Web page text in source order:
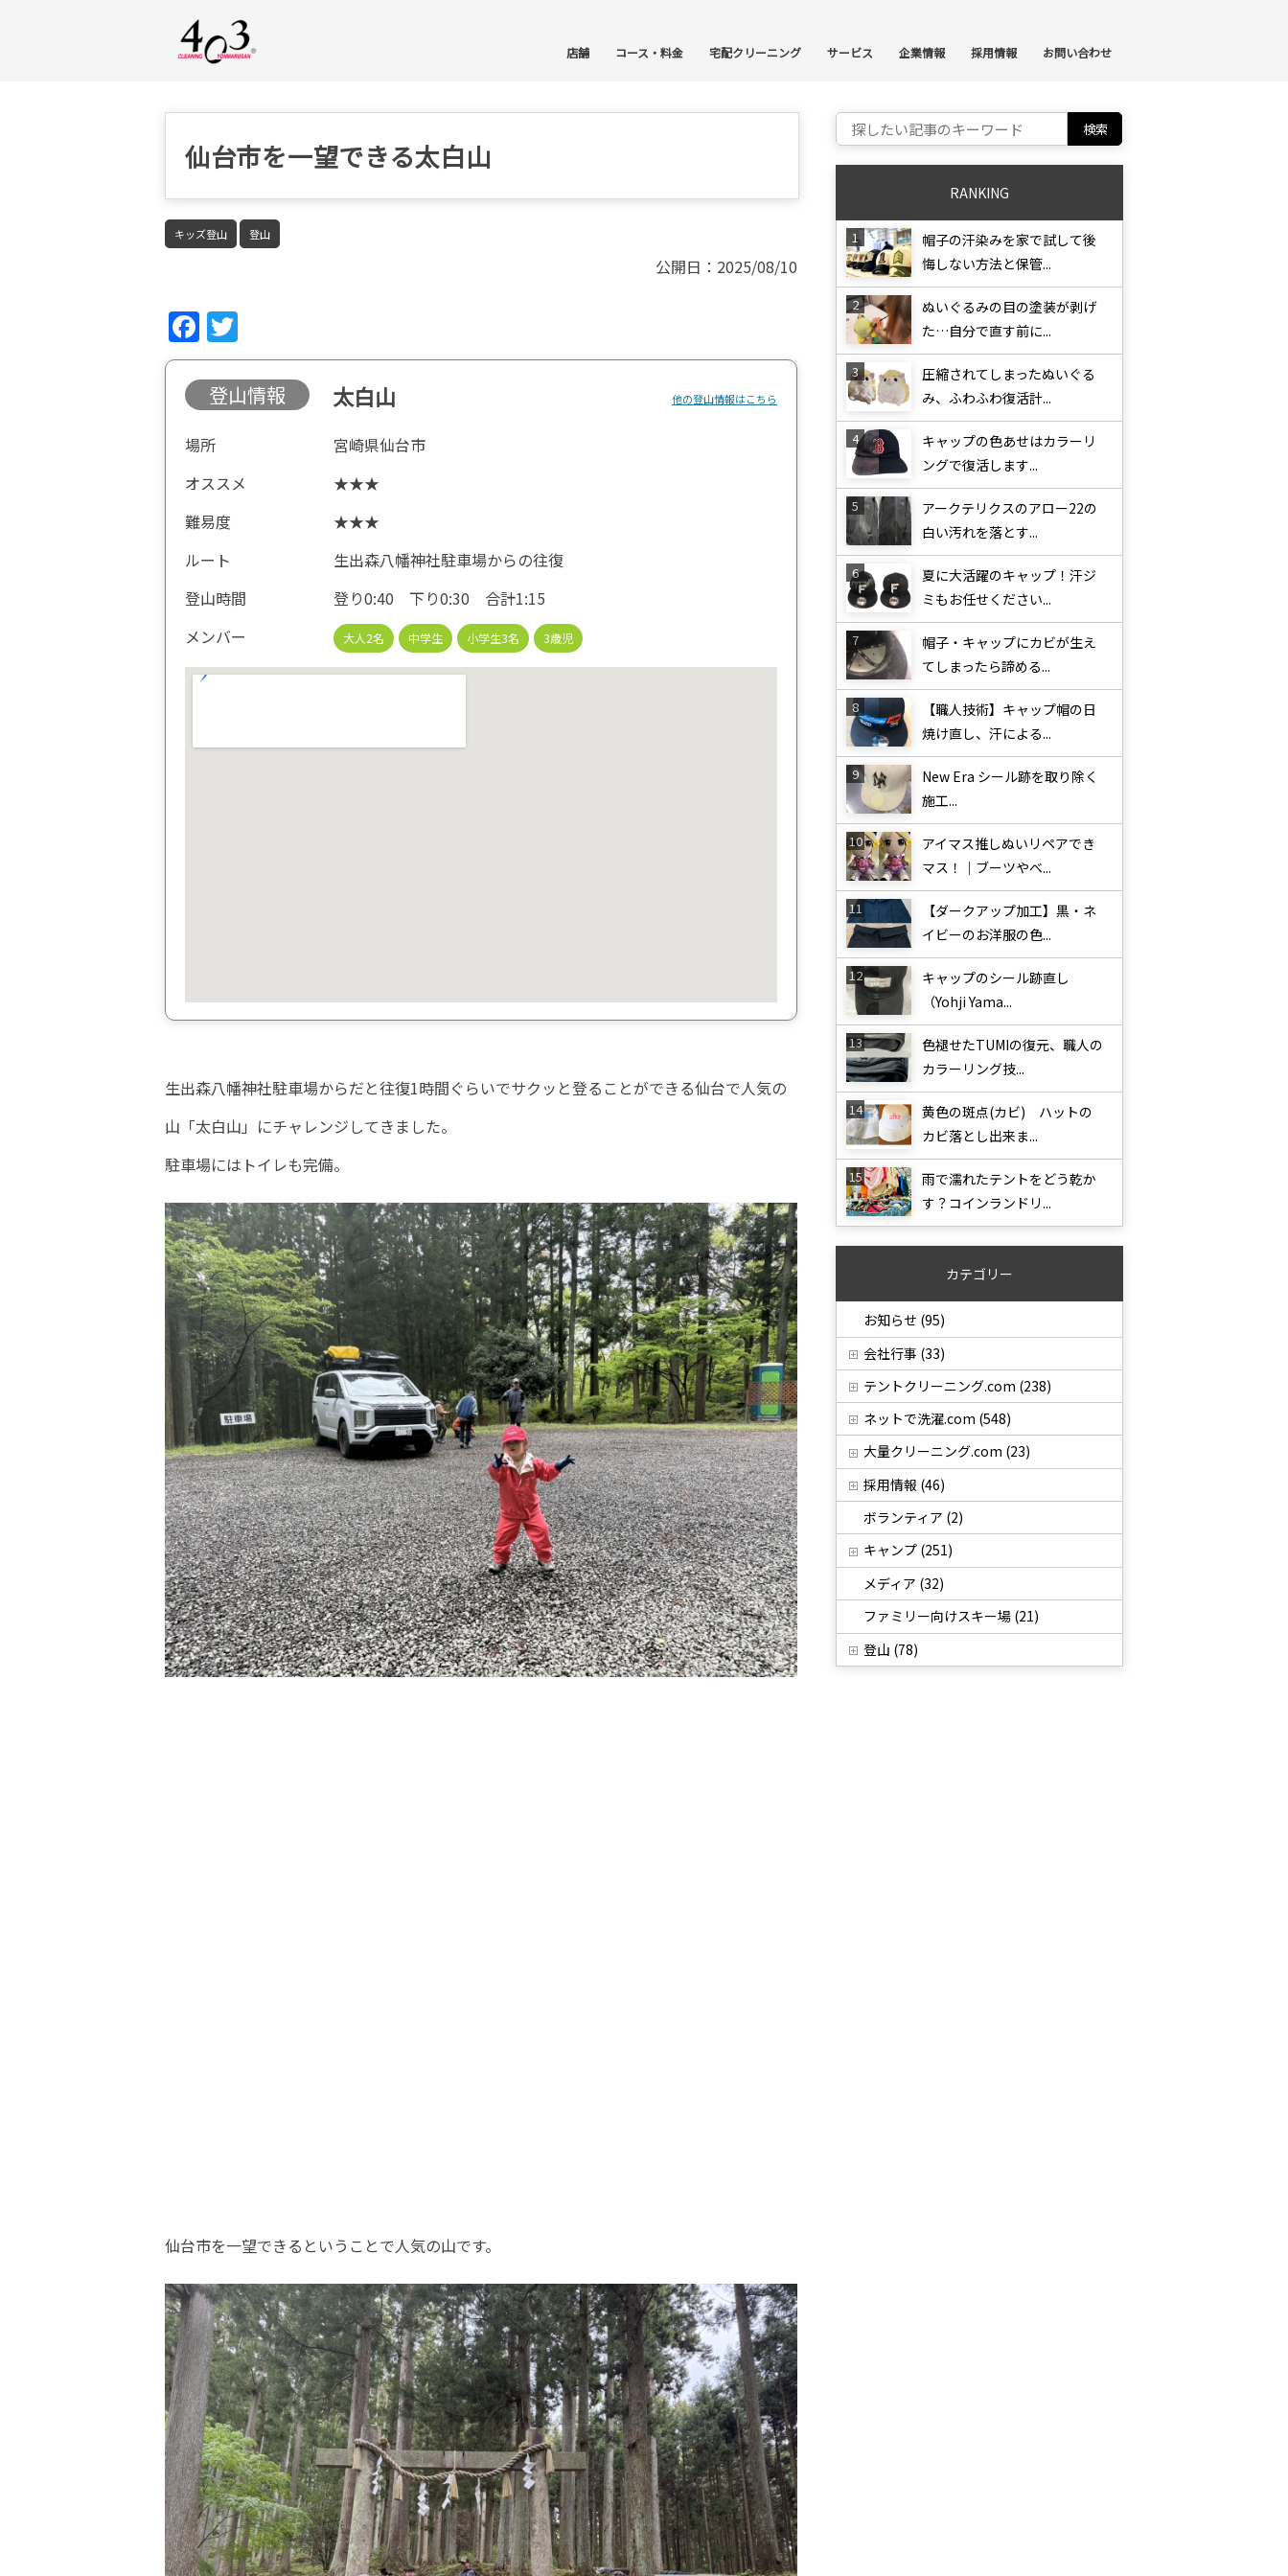
店舗 コース・料金 宅配クリーニング サービス 企業情報 採用情報 お問い合わせ
仙台市を一望できる太白山
キッズ登山 登山
公開日：2025/08/10
Fac
ebo
ok
tter
登山情報 太白山 他の登山情報はこちら
場所
宮崎県仙台市
オススメ
★★★
難易度
★★★
ルート
生出森八幡神社駐車場からの往復
登山時間
登り0:40 下り0:30 合計1:15
メンバー
大人2名 中学生 小学生3名 3歳児
生出森八幡神社駐車場からだと往復1時間ぐらいでサクッと登ることができる仙台で人気の
山「太白山」にチャレンジしてきました。
駐車場にはトイレも完備。
仙台市を一望できるということで人気の山です。
Search for:
RANKING
帽子の汗染みを家で試して後
悔しない方法と保管...
ぬいぐるみの目の塗装が剥げ
た…自分で直す前に...
圧縮されてしまったぬいぐる
み、ふわふわ復活計...
キャップの色あせはカラーリ
ングで復活します...
アークテリクスのアロー22の
白い汚れを落とす...
夏に大活躍のキャップ！汗ジ
ミもお任せください...
帽子・キャップにカビが生え
てしまったら諦める...
【職人技術】キャップ帽の日
焼け直し、汗による...
New Era シール跡を取り除く
施工...
アイマス推しぬいリペアでき
マス！｜ブーツやベ...
【ダークアップ加工】黒・ネ
イビーのお洋服の色...
キャップのシール跡直し
（Yohji Yama...
色褪せたTUMIの復元、職人の
カラーリング技...
黄色の斑点(カビ) ハットの
カビ落とし出来ま...
雨で濡れたテントをどう乾か
す？コインランドリ...
カテゴリー
お知らせ (95)
会社行事 (33)
テントクリーニング.com (238)
ネットで洗濯.com (548)
大量クリーニング.com (23)
採用情報 (46)
ボランティア (2)
キャンプ (251)
メディア (32)
ファミリー向けスキー場 (21)
登山 (78)